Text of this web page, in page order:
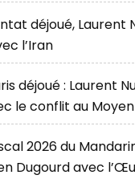
déjoué, Laurent
l’Iran
déjoué : Laurent
le conflit au
2026 du
Dugourd avec